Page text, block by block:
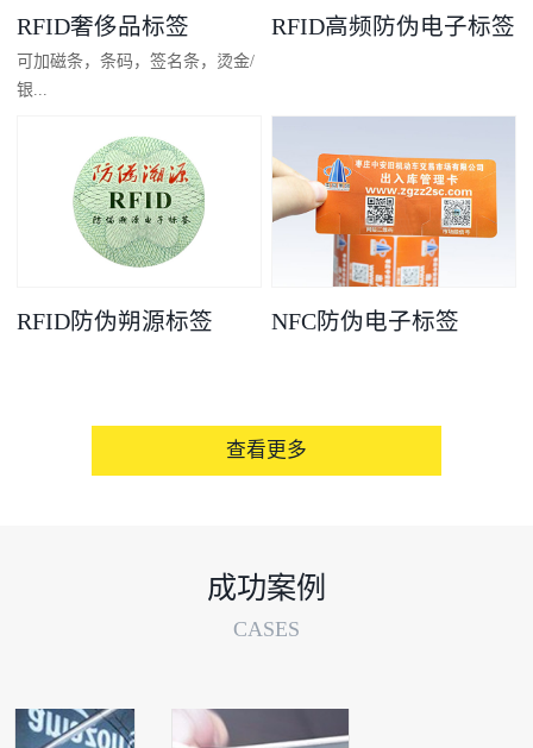
RFID奢侈品标签
可加磁条，条码，签名条，烫金/
银...
凸码，金/银底
RFID高频防伪电子标签
RFID防伪朔源标签 NFC防伪电子标签
查看更多
成功案例
CASES